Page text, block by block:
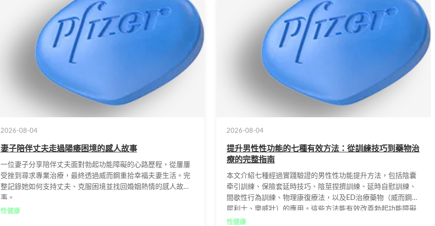
2026-08-04
妻子陪伴丈夫走過陽痿困境的感人故事
一位妻子分享陪伴丈夫面對勃起功能障礙的心路歷程，從屢屢
受挫到尋求專業治療，最終透過威而鋼重拾幸福夫妻生活。完
整記錄她如何支持丈夫、克服困境並找回婚姻熱情的感人故
事。
性健康
2026-08-04
提升男性性功能的七種有效方法：從訓練技巧到藥物治
療的完整指南
本文介紹七種經過實踐驗證的男性性功能提升方法，包括陰囊
牵引訓練、保險套延時技巧、陰莖捏擠訓練、延時自慰訓練、
間歇性行為訓練、物理康復療法，以及ED治療藥物（威而鋼、
犀利士、樂威壯）的應用。這些方法能有效改善勃起功能障礙
與早洩問題，幫助男性重拾自信與生活品質。
性健康